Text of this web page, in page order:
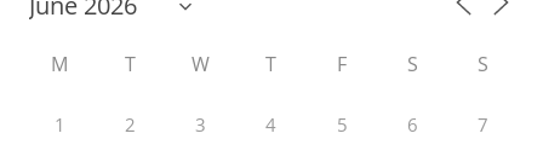
M T W T F S S
1 2 3 4 5 6 7